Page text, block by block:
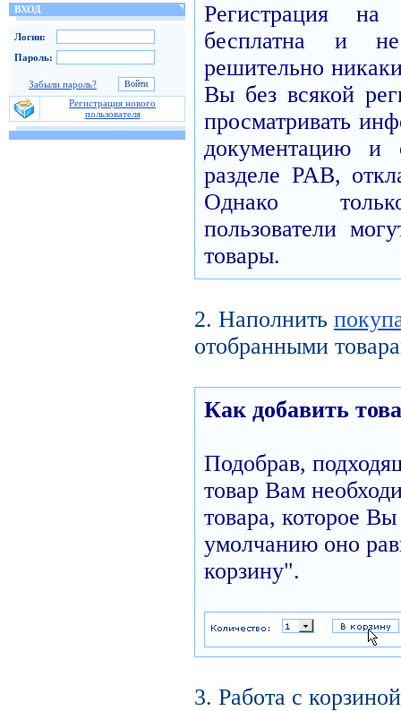
ВХОД
Логин:
Пароль:
Забыли пароль?
Регистрация нового
пользователя
Регистрация
бесплатна и
решительно
Вы без всякой
просматривать
документацию и
разделе PAB,
Однако
пользователи
товары.
2. Наполнить
отобранными
Как добавить
Подобрав,
товар Вам
товара, которое Вы
умолчанию оно
корзину".
3. Работа с корзиной